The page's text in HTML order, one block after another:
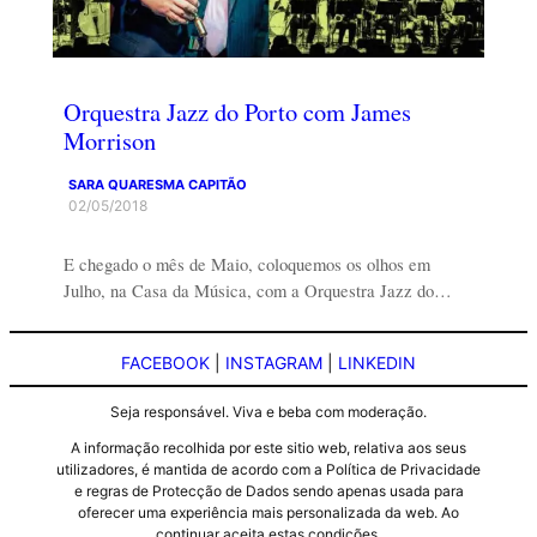
Orquestra Jazz do Porto com James
Morrison
SARA QUARESMA CAPITÃO
02/05/2018
E chegado o mês de Maio, coloquemos os olhos em
Julho, na Casa da Música, com a Orquestra Jazz do…
FACEBOOK INSTAGRAM LINKEDIN
Seja responsável. Viva e beba com moderação.
A informação recolhida por este sitio web, relativa aos seus
utilizadores, é mantida de acordo com a Política de Privacidade
e regras de Protecção de Dados sendo apenas usada para
oferecer uma experiência mais personalizada da web. Ao